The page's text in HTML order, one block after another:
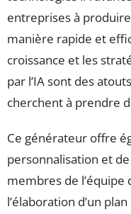
entreprises à
manière rapide et
croissance et les
par l’IA sont des
cherchent à prendre
Ce générateur offre
personnalisation et
membres de
l’élaboration d’un